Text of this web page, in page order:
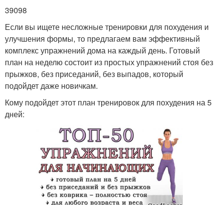
39098
Если вы ищете несложные тренировки для похудения и
улучшения формы, то предлагаем вам эффективный
комплекс упражнений дома на каждый день. Готовый
план на неделю состоит из простых упражнений стоя без
прыжков, без приседаний, без выпадов, который
подойдет даже новичкам.
Кому подойдет этот план тренировок для похудения на 5
дней: